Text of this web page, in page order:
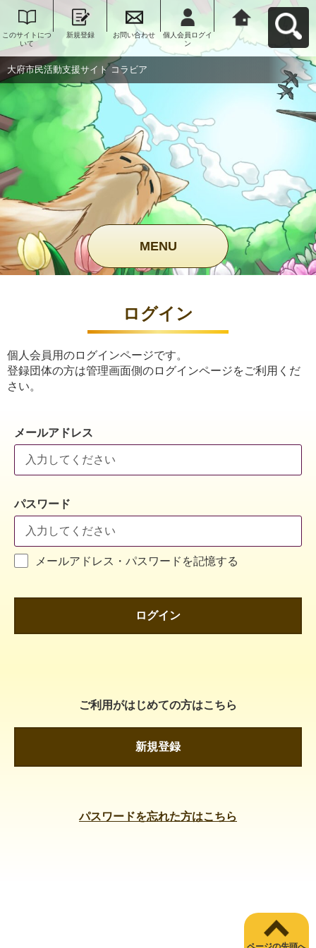
このサイトにつ
いて
新規登録 お問い合わせ
個人会員ログイ
ン
大府市民活動支
援サイト コラビ
アへ戻る
大府市民活動支援サイト コラビア
MENU
ログイン
個人会員用のログインページです。
登録団体の方は管理画面側のログインページをご利用くだ
さい。
メールアドレス
パスワード
メールアドレス・パスワードを記憶する
ログイン
ご利用がはじめての方はこちら
新規登録
パスワードを忘れた方はこちら